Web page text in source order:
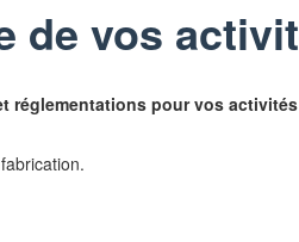
de vos
réglementations pour vos